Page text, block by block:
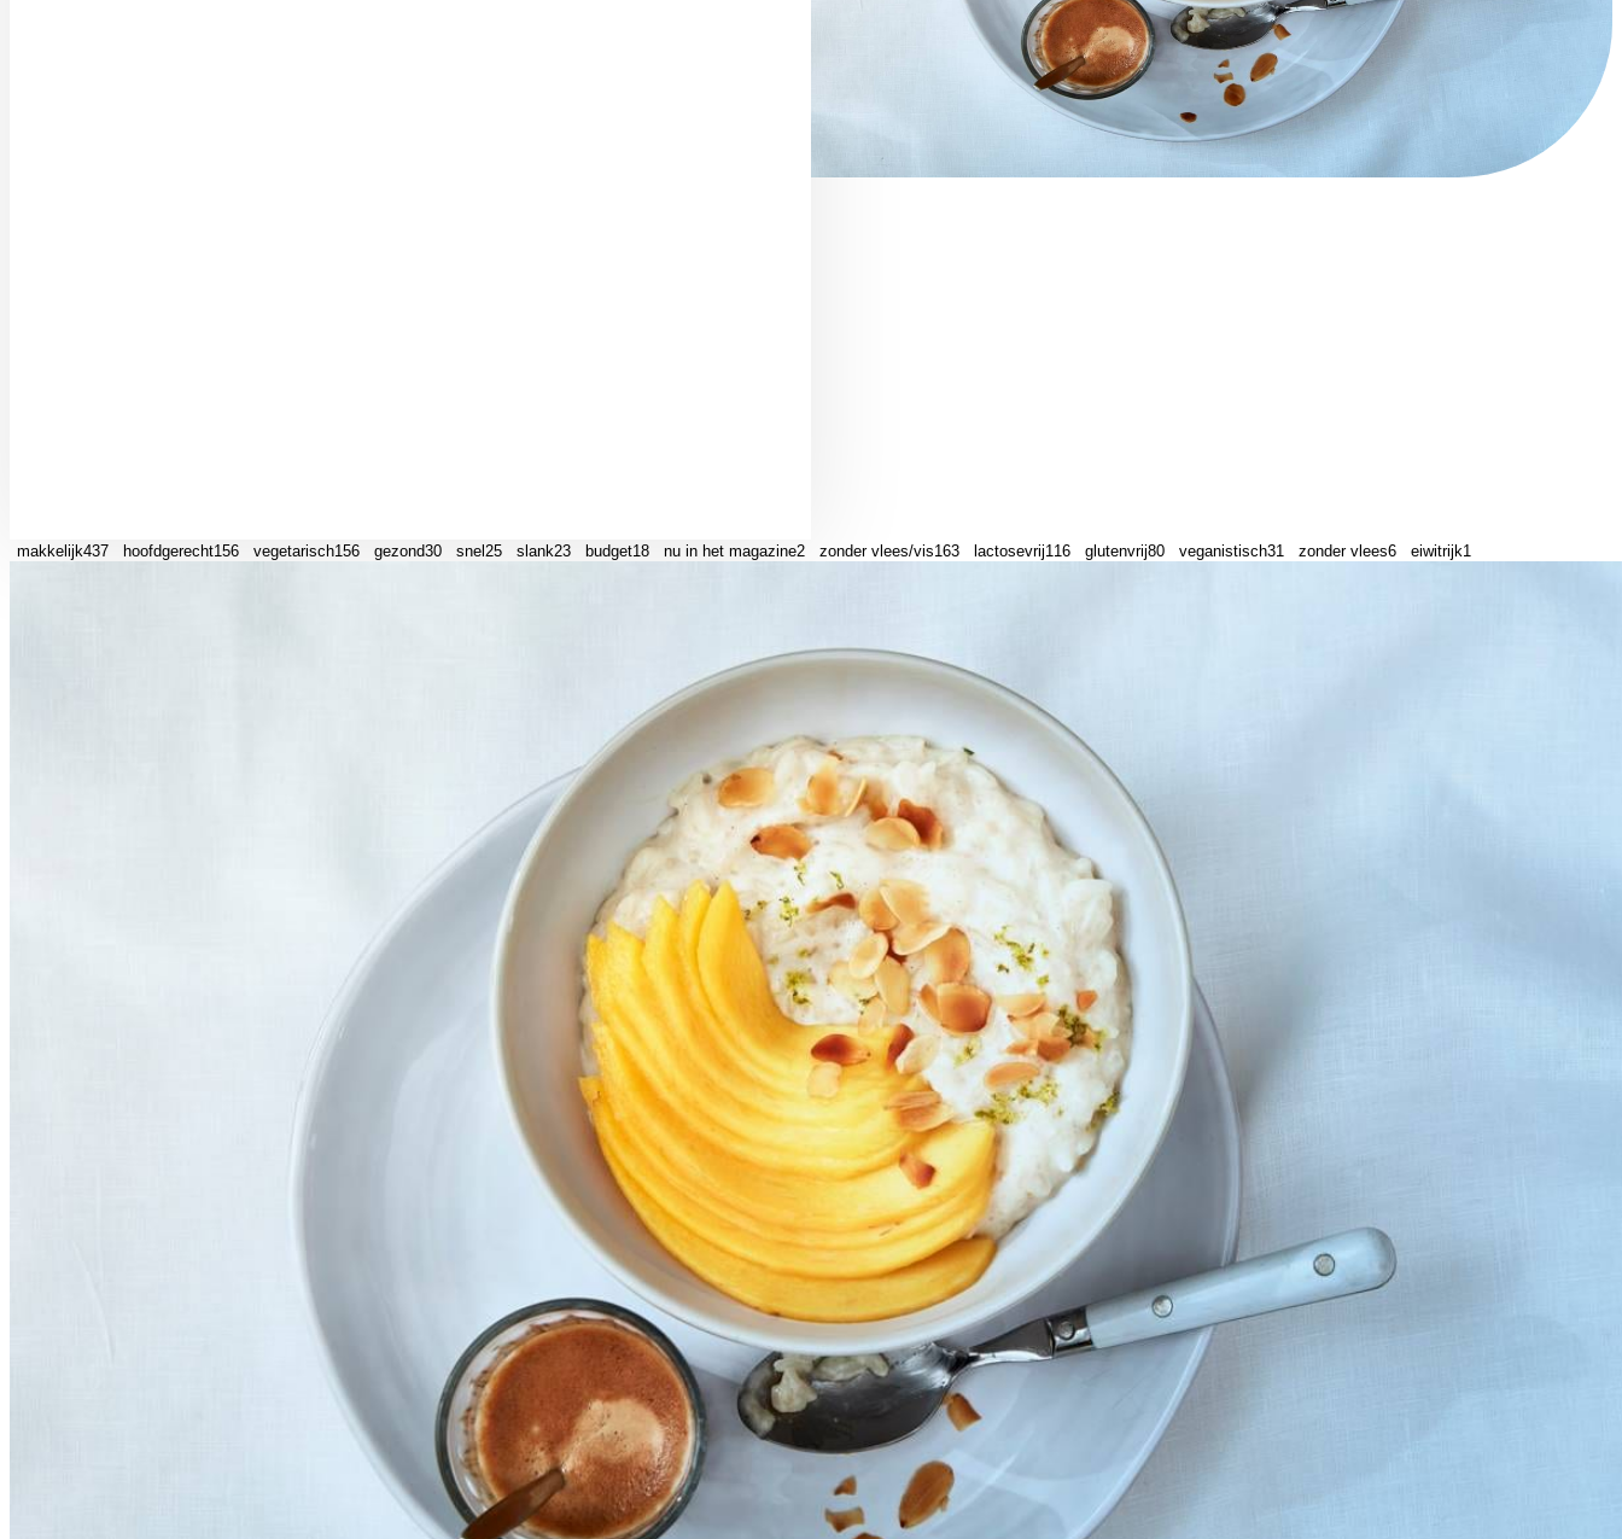
makkelijk437 hoofdgerecht156 vegetarisch156 gezond30 snel 25 slank23 budget18 nu in het magazine2 zonder vlees/vis163 lactosevrij116 glutenvrij80 veganistisch31 zonder vlees6 eiwitrijk1